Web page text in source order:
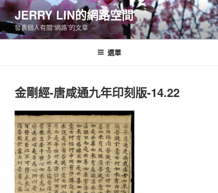
跳
至
主
要
JERRY LIN的網路空間
發表個人有關“網路”的文章
選單
金剛經-唐咸通九年印刻版-14.22